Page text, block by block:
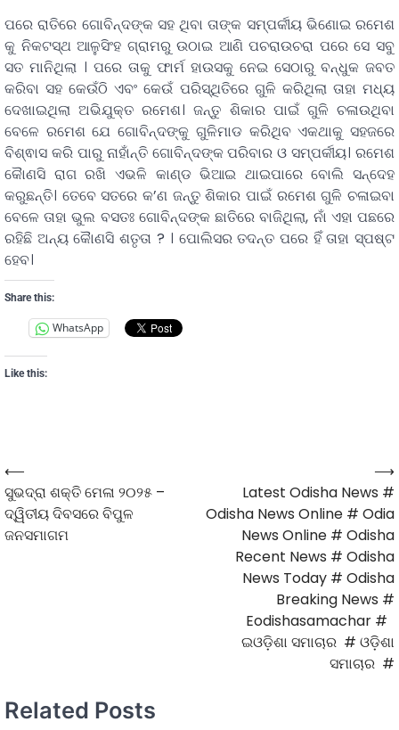
ପରେ ରାତିରେ ଗୋବିନ୍ଦଙ୍କ ସହ ଥିବା ତାଙ୍କ ସମ୍ପର୍କୀୟ ଭିଣୋଇ ରମେଶ
କୁ ନିକଟସ୍ଥ ଆଳୁସିଂହ ଗ୍ରାମରୁ ଉଠାଇ ଆଣି ପଚରାଉଚରା ପରେ ସେ ସବୁ
ସତ ମାନିଥିଲା । ପରେ ତାକୁ ଫାର୍ମ ହାଉସକୁ ନେଇ ସେଠାରୁ ବନ୍ଧୁକ ଜବତ
କରିବା ସହ କେଉଁଠି ଏବଂ କେଉଁ ପରିସ୍ଥିତିରେ ଗୁଳି କରିଥିଲା ତାହା ମଧ୍ୟ
ଦେଖାଇଥିଲା ଅଭିଯୁକ୍ତ ରମେଶ। ଜନ୍ତୁ ଶିକାର ପାଇଁ ଗୁଳି ଚଳାଉଥିବା
ବେଳେ ରମେଶ ଯେ ଗୋବିନ୍ଦଙ୍କୁ ଗୁଳିମାଡ କରିଥିବ ଏକଥାକୁ ସହଜରେ
ବିଶ୍ଵାସ କରି ପାରୁ ନାହାଁନ୍ତି ଗୋବିନ୍ଦଙ୍କ ପରିବାର ଓ ସମ୍ପର୍କୀୟ। ରମେଶ
କୈାଣସି ରାଗ ରଖି ଏଭଳି କାଣ୍ଡ ଭିଆଇ ଥାଇପାରେ ବୋଲି ସନ୍ଦେହ
କରୁଛନ୍ତି। ତେବେ ସତରେ କ’ଣ ଜନ୍ତୁ ଶିକାର ପାଇଁ ରମେଶ ଗୁଳି ଚଳାଇବା
ବେଳେ ତାହା ଭୁଲ ବସତଃ ଗୋବିନ୍ଦଙ୍କ ଛାତିରେ ବାଜିଥିଲା, ନାଁ ଏହା ପଛରେ
ରହିଛି ଅନ୍ୟ କୈାଣସି ଶତୃତା ? । ପୋଲିସର ତଦନ୍ତ ପରେ ହିଁ ତାହା ସ୍ପଷ୍ଟ
ହେବ।
Share this:
WhatsApp
Like this:
⟵
ସୁଭଦ୍ରା ଶକ୍ତି ମେଳା ୨୦୨୫ –
ଦ୍ୱିତୀୟ ଦିବସରେ ବିପୁଳ
ଜନସମାଗମ
Latest Odisha News #
Odisha News Online # Odia
News Online # Odisha
Recent News # Odisha
News Today # Odisha
Breaking News #
Eodishasamachar #
ଇଓଡ଼ିଶା ସମାଚାର # ଓଡ଼ିଶା
ସମାଚାର #
⟶
Related Posts